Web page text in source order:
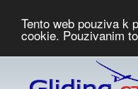
Tento web pouziva k
cookie. Pouzivanim